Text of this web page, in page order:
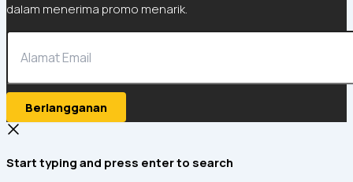
dalam menerima promo menarik.
Berlangganan
Start typing and press enter to search